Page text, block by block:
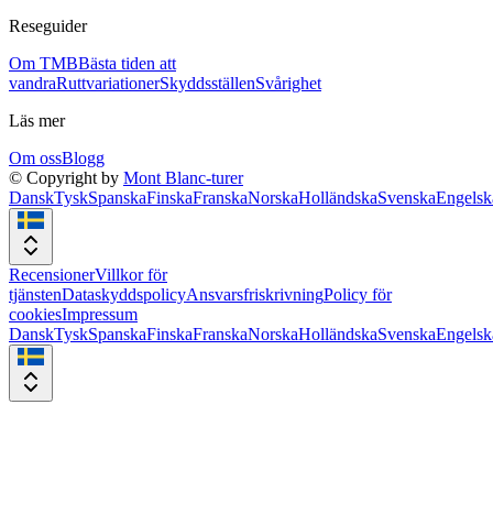
Reseguider
Om TMBBästa tiden att
vandraRuttvariationerSkyddsställenSvårighet
Läs mer
Om ossBlogg
© Copyright by Mont Blanc-turer
DanskTyskSpanskaFinskaFranskaNorskaHolländskaSvenska
RecensionerVillkor för
tjänstenDataskyddspolicyAnsvarsfriskrivningPolicy för
cookiesImpressum
DanskTyskSpanskaFinskaFranskaNorskaHolländskaSvenska